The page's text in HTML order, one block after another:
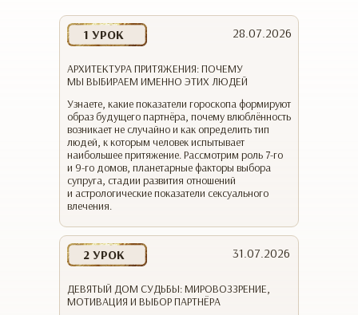
2 УРОК 31.07.2026
ДЕВЯТЫЙ ДОМ СУДЬБЫ: МИРОВОЗЗРЕНИЕ,
МОТИВАЦИЯ И ВЫБОР ПАРТНЁРА
1 УРОК 28.07.2026
Узнаете, какие показатели гороскопа формируют
образ будущего партнёра, почему влюблённость
возникает не случайно и как определить тип
людей, к которым человек испытывает
наибольшее притяжение. Рассмотрим роль 7-го
и 9-го домов, планетарные факторы выбора
супруга, стадии развития отношений
и астрологические показатели сексуального
влечения.
АРХИТЕКТУРА ПРИТЯЖЕНИЯ: ПОЧЕМУ
МЫ ВЫБИРАЕМ ИМЕННО ЭТИХ ЛЮДЕЙ